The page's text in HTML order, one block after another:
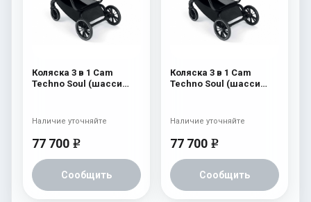
Коляска 3 в 1 Cam
Techno Soul (шасси
77 700 e
Сообщить
Наличие уточняйте
Коляска 3 в 1 Cam
Techno Soul (шасси
77 700 e
Сообщить
Наличие уточняйте